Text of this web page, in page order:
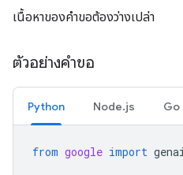
เนื้อหาของคำขอต้องว่างเปล่า
ตัวอย่างคำขอ
Python Node.js Go
from google import